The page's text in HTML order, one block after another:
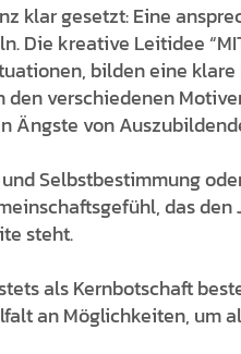
klar gesetzt: Eine
Die kreative Leitidee
bilden eine
verschiedenen
Ängste von
Selbstbestimmung
das
steht.
als Kernbotschaft
an Möglichkeiten, um